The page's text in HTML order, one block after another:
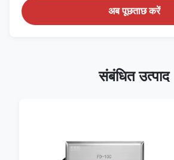
अब पूछताछ करें
संबंधित उत्पाद